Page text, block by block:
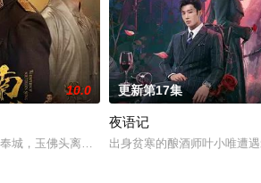
奇女子。
》。
10.0
城，玉佛头离奇失窃，戏班主横尸戏台，将冷血
更新第17集
夜语记
出身贫寒的酿酒师叶小唯遭